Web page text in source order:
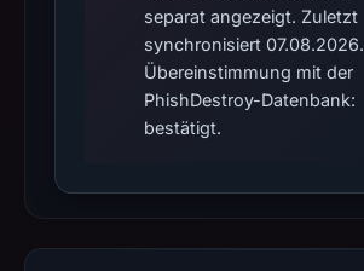
separat angezeigt. Zuletzt
synchronisiert 07.08.2026.
Übereinstimmung mit der
PhishDestroy-Datenbank:
bestätigt.